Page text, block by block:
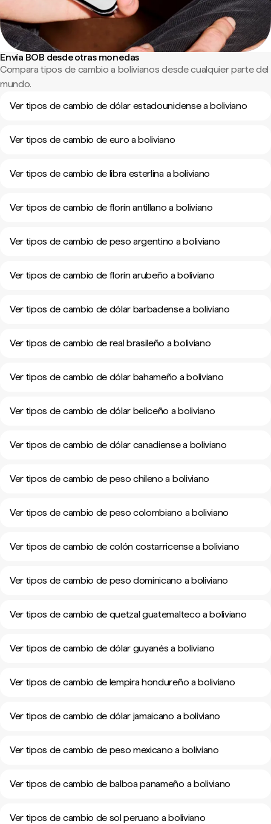
Envía BOB desde otras monedas
Compara tipos de cambio a bolivianos desde cualquier parte del
mundo.
Ver tipos de cambio de dólar estadounidense a boliviano
Ver tipos de cambio de euro a boliviano
Ver tipos de cambio de libra esterlina a boliviano
Ver tipos de cambio de florín antillano a boliviano
Ver tipos de cambio de peso argentino a boliviano
Ver tipos de cambio de florín arubeño a boliviano
Ver tipos de cambio de dólar barbadense a boliviano
Ver tipos de cambio de real brasileño a boliviano
Ver tipos de cambio de dólar bahameño a boliviano
Ver tipos de cambio de dólar beliceño a boliviano
Ver tipos de cambio de dólar canadiense a boliviano
Ver tipos de cambio de peso chileno a boliviano
Ver tipos de cambio de peso colombiano a boliviano
Ver tipos de cambio de colón costarricense a boliviano
Ver tipos de cambio de peso dominicano a boliviano
Ver tipos de cambio de quetzal guatemalteco a boliviano
Ver tipos de cambio de dólar guyanés a boliviano
Ver tipos de cambio de lempira hondureño a boliviano
Ver tipos de cambio de dólar jamaicano a boliviano
Ver tipos de cambio de peso mexicano a boliviano
Ver tipos de cambio de balboa panameño a boliviano
Ver tipos de cambio de sol peruano a boliviano